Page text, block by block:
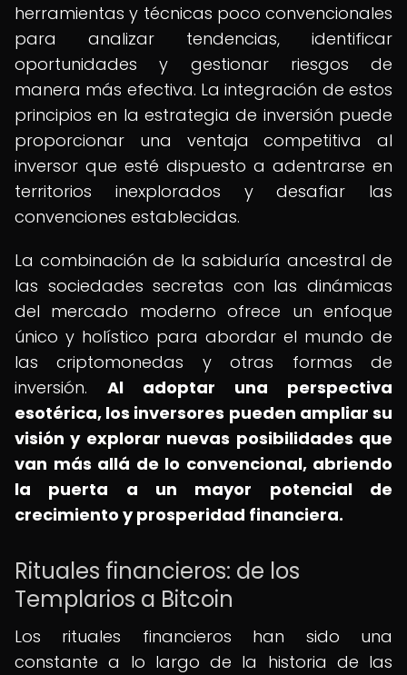
herramientas y técnicas poco convencionales
para analizar tendencias, identificar
oportunidades y gestionar riesgos de
manera más efectiva. La integración de estos
principios en la estrategia de inversión puede
proporcionar una ventaja competitiva al
inversor que esté dispuesto a adentrarse en
territorios inexplorados y desafiar las
convenciones establecidas.
La combinación de la sabiduría ancestral de
las sociedades secretas con las dinámicas
del mercado moderno ofrece un enfoque
único y holístico para abordar el mundo de
las criptomonedas y otras formas de
inversión. Al adoptar una perspectiva
esotérica, los inversores pueden ampliar su
visión y explorar nuevas posibilidades que
van más allá de lo convencional, abriendo
la puerta a un mayor potencial de
crecimiento y prosperidad financiera.
Rituales financieros: de los
Templarios a Bitcoin
Los rituales financieros han sido una
constante a lo largo de la historia de las